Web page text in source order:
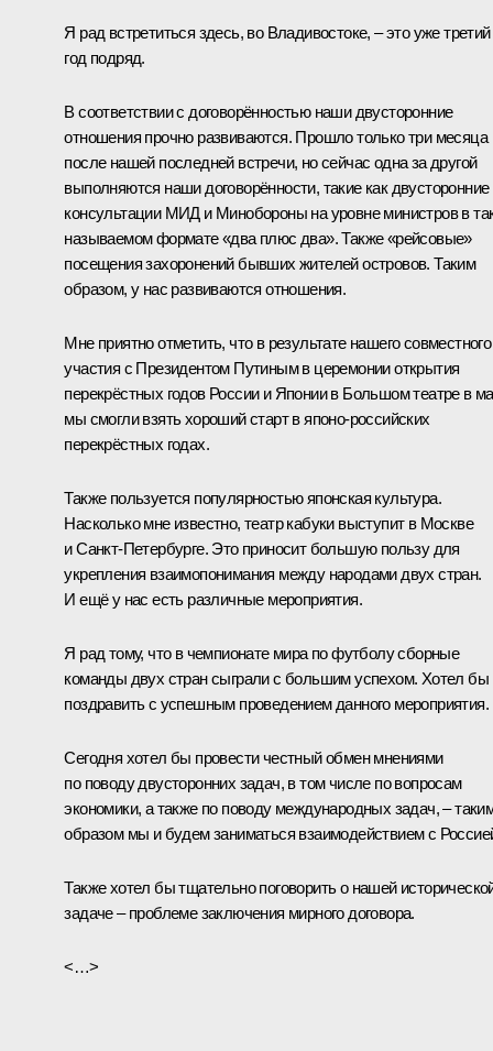
Я рад встретиться здесь, во Владивостоке, – это уже третий
год подряд.
В соответствии с договорённостью наши двусторонние
отношения прочно развиваются. Прошло только три месяца
после нашей последней встречи, но сейчас одна за другой
выполняются наши договорённости, такие как двусторонние
консультации МИД и Минобороны на уровне министров в
называемом формате «два плюс два». Также «рейсовые»
посещения захоронений бывших жителей островов. Таким
образом, у нас развиваются отношения.
Мне приятно отметить, что в результате нашего совместного
участия с Президентом Путиным в церемонии открытия
перекрёстных годов России и Японии в Большом театре в
мы смогли взять хороший старт в японо-российских
перекрёстных годах.
Также пользуется популярностью японская культура.
Насколько мне известно, театр кабуки выступит в Москве
и Санкт-Петербурге. Это приносит большую пользу для
укрепления взаимопонимания между народами двух стран.
И ещё у нас есть различные мероприятия.
Я рад тому, что в чемпионате мира по футболу сборные
команды двух стран сыграли с большим успехом. Хотел бы
поздравить с успешным проведением данного мероприятия.
Сегодня хотел бы провести честный обмен мнениями
по поводу двусторонних задач, в том числе по вопросам
экономики, а также по поводу международных задач, –
образом мы и будем заниматься взаимодействием с
Также хотел бы тщательно поговорить о нашей
задаче – проблеме заключения мирного договора.
<…>